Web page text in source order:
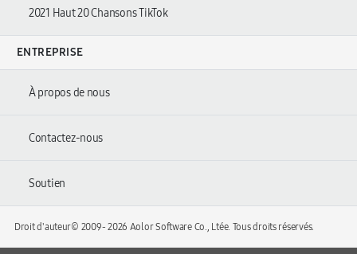
2021 Haut 20 Chansons TikTok
ENTREPRISE
À propos de nous
Contactez-nous
Soutien
Droit d'auteur© 2009-2026 Aolor Software Co., Ltée. Tous droits réservés.